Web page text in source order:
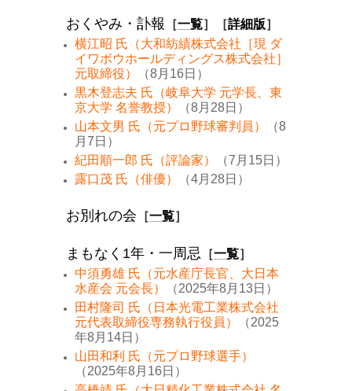
おくやみ・訃報 ［一覧］［詳細版］
横江昭 氏（大和紡績株式会社［現 ダ
イワボウホールディングス株式会社］
元取締役）
（8月16日）
黒木登志夫 氏（岐阜大学 元学長、東
京大学 名誉教授）
（8月28日）
山本文男 氏（元プロ野球審判員）
（8
月7日）
紀田順一郎 氏（評論家）
（7月15日）
露口茂 氏（俳優）
（4月28日）
お別れの会 ［一覧］
まもなく1年・一周忌 ［一覧］
中須勇雄 氏（元水産庁長官、大日本
水産会 元会長）
（2025年8月13日）
田村隆司 氏（日本光電工業株式会社
元代表取締役専務執行役員）
（2025
年8月14日）
山田和利 氏（元プロ野球選手）
（2025年8月16日）